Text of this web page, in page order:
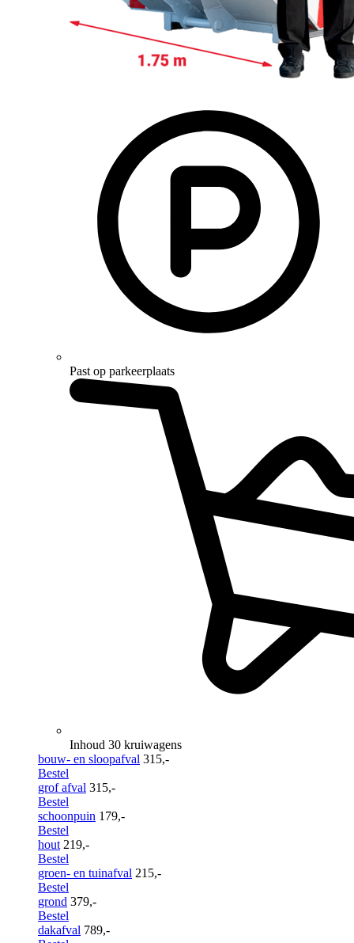
Past op parkeerplaats
Inhoud 30 kruiwagens
bouw- en sloopafval 315,-
Bestel
grof afval 315,-
Bestel
schoonpuin 179,-
Bestel
hout 219,-
Bestel
groen- en tuinafval 215,-
Bestel
grond 379,-
Bestel
dakafval 789,-